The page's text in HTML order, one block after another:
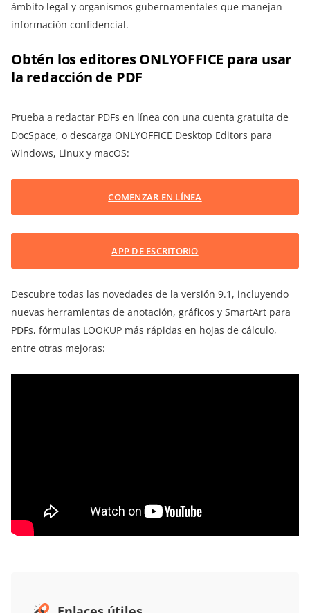
ámbito legal y organismos gubernamentales que manejan
información confidencial.
Obtén los editores ONLYOFFICE para usar
la redacción de PDF
Prueba a redactar PDFs en línea con una cuenta gratuita de
DocSpace, o descarga ONLYOFFICE Desktop Editors para
Windows, Linux y macOS:
COMENZAR EN LÍNEA
APP DE ESCRITORIO
Descubre todas las novedades de la versión 9.1, incluyendo
nuevas herramientas de anotación, gráficos y SmartArt para
PDFs, fórmulas LOOKUP más rápidas en hojas de cálculo,
entre otras mejoras: